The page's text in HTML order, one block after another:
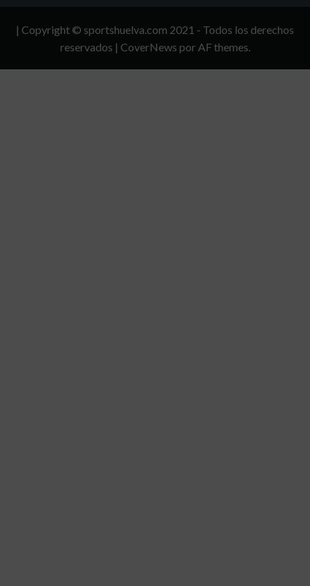
CONDICIONES
| Copyright © sportshuelva.com 2021 - Todos los derechos
reservados | CoverNews por AF themes.